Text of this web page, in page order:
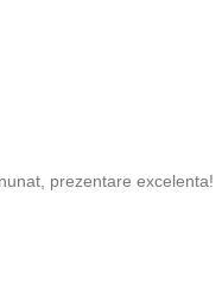
prezentare excelenta!